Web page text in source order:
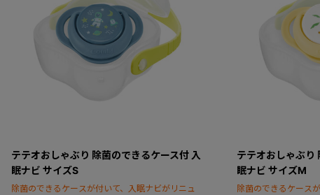
テテオおしゃぶり 除菌のできるケース付 入
眠ナビ サイズS
除菌のできるケースが付いて、入眠ナビがリニュ
テテオおしゃぶり
眠ナビ サイズM
除菌のできるケース